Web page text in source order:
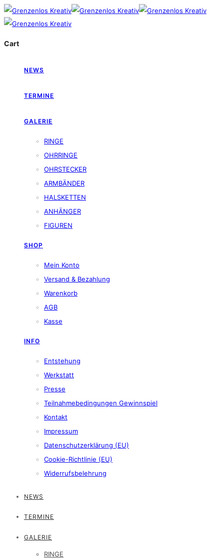
Cart
NEWS
TERMINE
GALERIE
RINGE
OHRRINGE
OHRSTECKER
ARMBÄNDER
HALSKETTEN
ANHÄNGER
FIGUREN
SHOP
Mein Konto
Versand & Bezahlung
Warenkorb
AGB
Kasse
INFO
Entstehung
Werkstatt
Presse
Teilnahmebedingungen Gewinnspiel
Kontakt
Impressum
Datenschutzerklärung (EU)
Cookie-Richtlinie (EU)
Widerrufsbelehrung
NEWS
TERMINE
GALERIE
RINGE